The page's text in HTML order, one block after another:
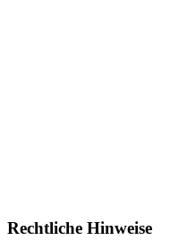
Rechtliche Hinweise